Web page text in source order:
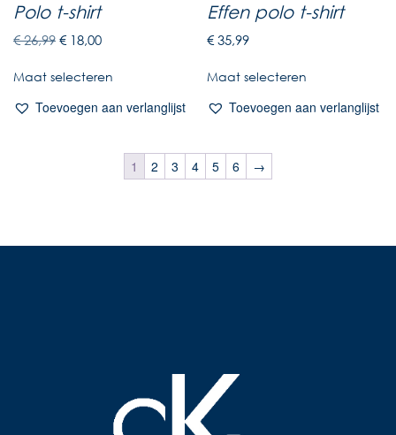
Polo t-shirt
€26,99 € 18,00
Maat selecteren
Toevoegen aan verlanglijst
Effen polo t-shirt
€ 35,99
Maat selecteren
Toevoegen aan verlanglijst
1 2 3 4 5 6 →